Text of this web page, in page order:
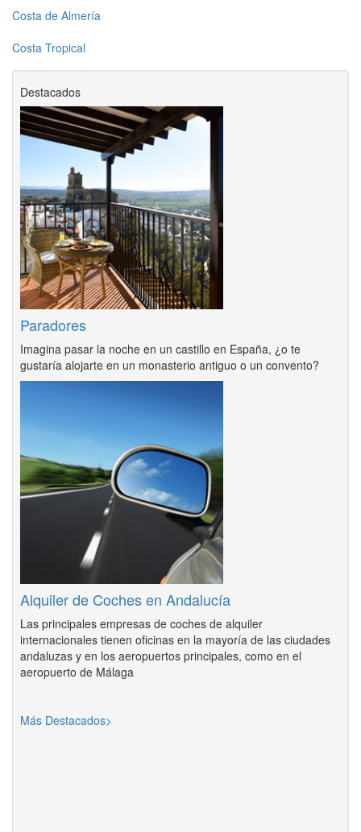
Costa de Almería
Costa Tropical
Destacados
Paradores
Imagina pasar la noche en un castillo en España, ¿o te
gustaría alojarte en un monasterio antiguo o un convento?
Alquiler de Coches en Andalucía
Las principales empresas de coches de alquiler
internacionales tienen oficinas en la mayoría de las ciudades
andaluzas y en los aeropuertos principales, como en el
aeropuerto de Málaga
Más Destacados>